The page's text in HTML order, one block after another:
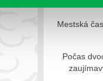
Mestská
Počas